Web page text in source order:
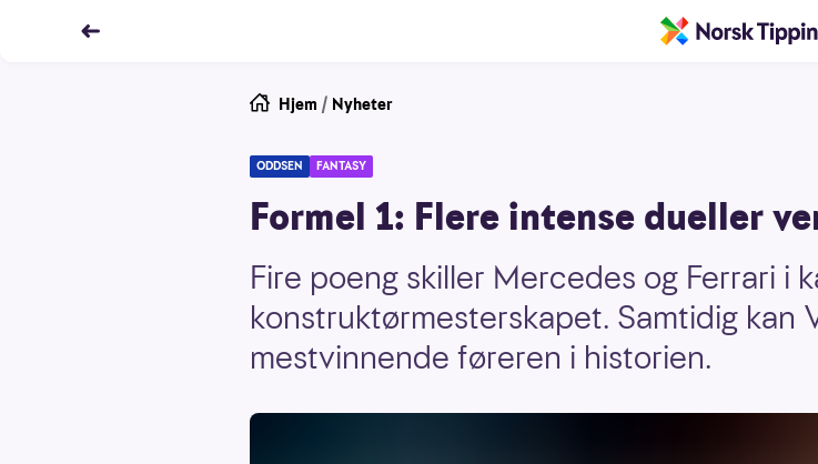
Hjem / Nyheter
ODDSEN FANTASY
Formel 1: Flere intense dueller
Fire poeng skiller Mercedes og Ferrari i
konstruktørmesterskapet. Samtidig kan
mestvinnende føreren i historien.